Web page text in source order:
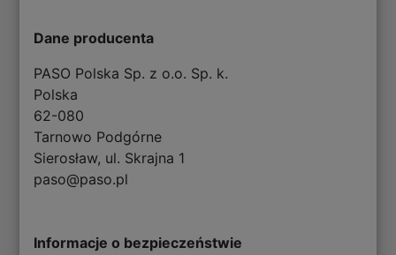
Dane producenta
PASO Polska Sp. z o.o. Sp. k.
Polska
62-080
Tarnowo Podgórne
Sierosław, ul. Skrajna 1
paso@paso.pl
Informacje o bezpieczeństwie